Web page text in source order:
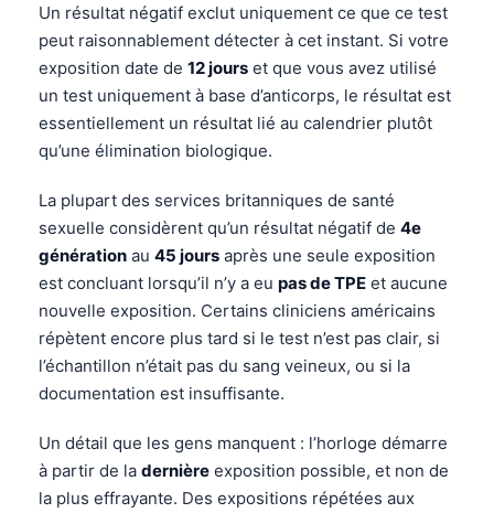
Un résultat négatif exclut uniquement ce que ce test
peut raisonnablement détecter à cet instant. Si votre
exposition date de 12 jours et que vous avez utilisé
un test uniquement à base d’anticorps, le résultat est
essentiellement un résultat lié au calendrier plutôt
qu’une élimination biologique.
La plupart des services britanniques de santé
sexuelle considèrent qu’un résultat négatif de 4e
génération au 45 jours après une seule exposition
est concluant lorsqu’il n’y a eu pas de TPE et aucune
nouvelle exposition. Certains cliniciens américains
répètent encore plus tard si le test n’est pas clair, si
l’échantillon n’était pas du sang veineux, ou si la
documentation est insuffisante.
Un détail que les gens manquent : l’horloge démarre
à partir de la dernière exposition possible, et non de
la plus effrayante. Des expositions répétées aux